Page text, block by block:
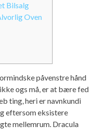
Bilsalg
Oven
påvenstre hånd
ogs må, er at bære fed
ting, heri er navnkundi
eftersom eksistere
mellemrum. Dracula